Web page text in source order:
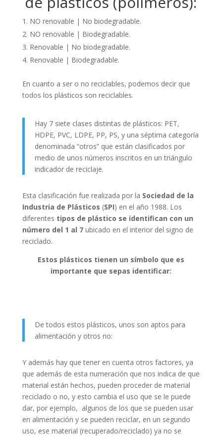
NO renovable | No biodegradable.
NO renovable | Biodegradable.
Renovable | No biodegradable.
Renovable | Biodegradable.
En cuanto a ser o no reciclables, podemos decir que
todos los plásticos son reciclables.
Hay 7 siete clases distintas de plásticos: PET,
HDPE, PVC, LDPE, PP, PS, y una séptima categoría
denominada “otros” que están clasificados por
medio de unos números inscritos en un triángulo
indicador de reciclaje.
Esta clasificación fue realizada por la Sociedad de la
Industria de Plásticos (SPI) en el año 1988. Los
diferentes tipos de plástico se identifican con un
número del 1 al 7ubicado en el interior del signo de
reciclado.
Estos plásticos tienen un símbolo que es
importante que sepas identificar:
De todos estos plásticos, unos son aptos para
alimentación y otros no:
Y además hay que tener en cuenta otros factores, ya
que además de esta numeración que nos indica de que
material están hechos, pueden proceder de material
reciclado o no, y esto cambia el uso que se le puede
dar, por ejemplo, algunos de los que se pueden usar
en alimentación y se pueden reciclar, en un segundo
uso, ese material (recuperado/reciclado) ya no se